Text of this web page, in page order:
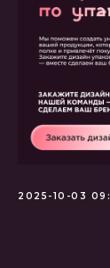
2025-10-03